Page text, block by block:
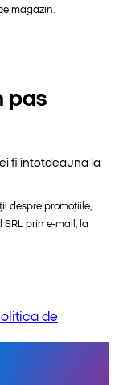
magazin.
pas
fi întotdeauna la
despre promoțiile,
prin e-mail, la
de